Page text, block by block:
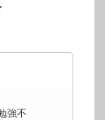
強不